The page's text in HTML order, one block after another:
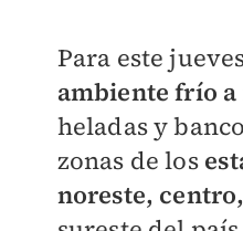
Para este
ambiente frío
heladas y
zonas de los
noreste,